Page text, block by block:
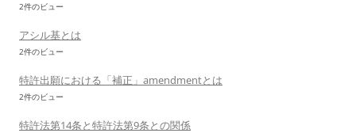
2件のビュー
アシル基とは
2件のビュー
特許出願における「補正」amendmentとは
2件のビュー
特許法第14条と特許法第9条との関係